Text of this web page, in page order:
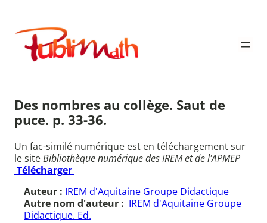
contenu
Publimath
Des nombres au collège. Saut de
puce. p. 33-36.
Un fac-similé numérique est en téléchargement sur
le siteBibliothèque numérique des IREM et de l'APMEP
Télécharger
Auteur : IREM d'Aquitaine Groupe Didactique
Autre nom d'auteur : IREM d'Aquitaine Groupe
Didactique. Ed.